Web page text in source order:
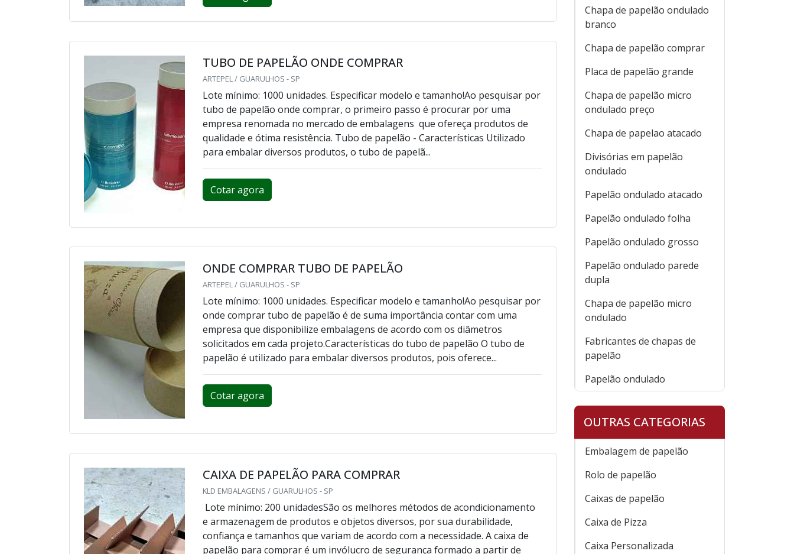
TUBO DE PAPELÃO ONDE COMPRAR
ARTEPEL / GUARULHOS - SP
Lote mínimo: 1000 unidades. Especificar modelo e tamanho!Ao pesquisar por
tubo de papelão onde comprar, o primeiro passo é procurar por uma
empresa renomada no mercado de embalagens que ofereça produtos de
qualidade e ótima resistência. Tubo de papelão - Características Utilizado
para embalar diversos produtos, o tubo de papelã...
Cotar agora
ONDE COMPRAR TUBO DE PAPELÃO
ARTEPEL / GUARULHOS - SP
Lote mínimo: 1000 unidades. Especificar modelo e tamanho!Ao pesquisar por
onde comprar tubo de papelão é de suma importância contar com uma
empresa que disponibilize embalagens de acordo com os diâmetros
solicitados em cada projeto.Características do tubo de papelão O tubo de
papelão é utilizado para embalar diversos produtos, pois oferece...
Cotar agora
CAIXA DE PAPELÃO PARA COMPRAR
KLD EMBALAGENS / GUARULHOS - SP
Lote mínimo: 200 unidadesSão os melhores métodos de acondicionamento
e armazenagem de produtos e objetos diversos, por sua durabilidade,
confiança e tamanhos que variam de acordo com a necessidade. A caixa de
papelão para comprar é um invólucro de segurança formado a partir de
Chapa de papelão ondulado
branco
Chapa de papelão comprar
Placa de papelão grande
Chapa de papelão micro
ondulado preço
Chapa de papelao atacado
Divisórias em papelão
ondulado
Papelão ondulado atacado
Papelão ondulado folha
Papelão ondulado grosso
Papelão ondulado parede
dupla
Chapa de papelão micro
ondulado
Fabricantes de chapas de
papelão
Papelão ondulado
OUTRAS CATEGORIAS
Embalagem de papelão
Rolo de papelão
Caixas de papelão
Caixa de Pizza
Caixa Personalizada